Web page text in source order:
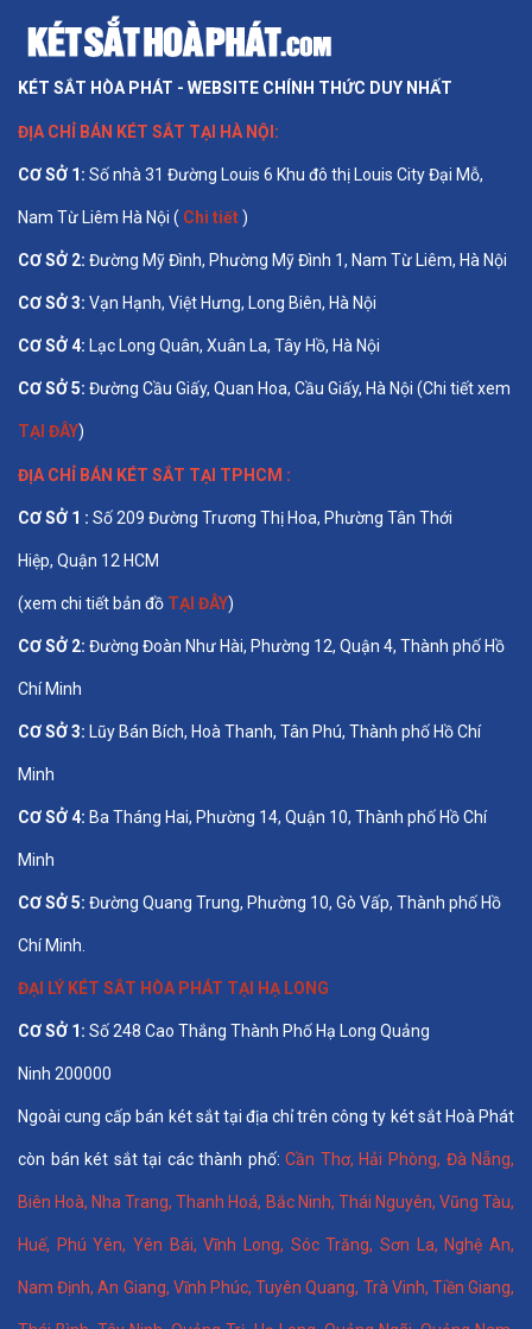
KÉT SẮT HÒA PHÁT - WEBSITE CHÍNH THỨC DUY NHẤT
ĐỊA CHỈ BÁN KÉT SẮT TẠI HÀ NỘI :
CƠ SỞ 1: Số nhà 31 Đường Louis 6 Khu đô thị Louis City Đại Mỗ,
Nam Từ Liêm Hà Nội ( Chi tiết)
CƠ SỞ 2: Đường Mỹ Đình, Phường Mỹ Đình 1, Nam Từ Liêm, Hà Nội
CƠ SỞ 3: Vạn Hạnh, Việt Hưng, Long Biên, Hà Nội
CƠ SỞ 4: Lạc Long Quân, Xuân La, Tây Hồ, Hà Nội
CƠ SỞ 5: Đường Cầu Giấy, Quan Hoa, Cầu Giấy, Hà Nội (Chi tiết xem
TẠI ĐÂY)
ĐỊA CHỈ BÁN KÉT SẮT TẠI TPHCM :
CƠ SỞ 1 : Số 209 Đường Trương Thị Hoa, Phường Tân Thới
Hiệp, Quận 12 HCM
(xem chi tiết bản đồ TẠI ĐÂY)
CƠ SỞ 2: Đường Đoàn Như Hài, Phường 12, Quận 4, Thành phố Hồ
Chí Minh
CƠ SỞ 3: Lũy Bán Bích, Hoà Thanh, Tân Phú, Thành phố Hồ Chí
Minh
CƠ SỞ 4: Ba Tháng Hai, Phường 14, Quận 10, Thành phố Hồ Chí
Minh
CƠ SỞ 5: Đường Quang Trung, Phường 10, Gò Vấp, Thành phố Hồ
Chí Minh.
ĐẠI LÝ KÉT SẮT HÒA PHÁT TẠI HẠ LONG
CƠ SỞ 1: Số 248 Cao Thắng Thành Phố Hạ Long Quảng
Ninh 200000
Ngoài cung cấp bán két sắt tại địa chỉ trên công ty két sắt Hoà Phát
còn bán két sắt tại các thành phố:Cần Thơ, Hải Phòng, Đà Nẵng,
Biên Hoà, Nha Trang,Thanh Hoá, Bắc Ninh, Thái Nguyên, Vũng Tàu,
Huế, Phú Yên,Yên Bái,Vĩnh Long, Sóc Trăng,Sơn La, Nghệ An,
Nam Định,An Giang, Vĩnh Phúc,Tuyên Quang, Trà Vinh, Tiền Giang,